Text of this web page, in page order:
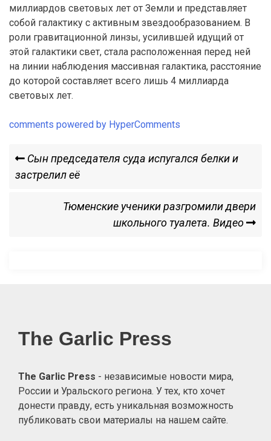
миллиардов световых лет от Земли и представляет
собой галактику с активным звездообразованием. В
роли гравитационной линзы, усилившей идущий от
этой галактики свет, стала расположенная перед ней
на линии наблюдения массивная галактика, расстояние
до которой составляет всего лишь 4 миллиарда
световых лет.
comments powered by HyperComments
Навигация
записям
Previous
Post
Сын председателя суда испугался белки и
застрелил её
Тюменские ученики разгромили двери
школьного туалета. Видео
The Garlic Press
The Garlic Press - независимые новости мира,
России и Уральского региона. У тех, кто хочет
донести правду, есть уникальная возможность
публиковать свои материалы на нашем сайте.